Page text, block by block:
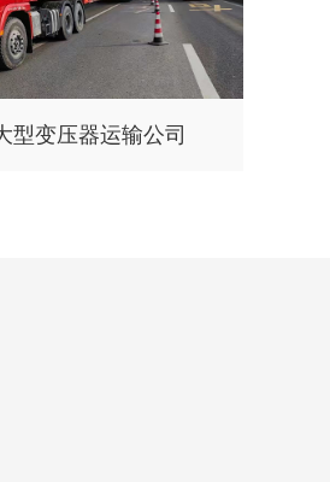
型变压器运输公司